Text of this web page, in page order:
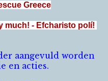
Greece
much! - Efcharisto polí!
aangevuld worden
en acties.